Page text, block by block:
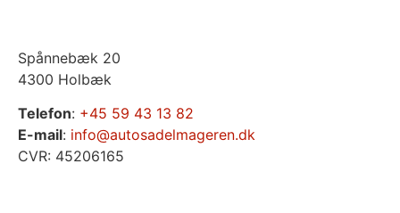
Spånnebæk 20
4300 Holbæk
Telefon: +45 59 43 13 82
E-mail: info@autosadelmageren.dk
CVR: 45206165